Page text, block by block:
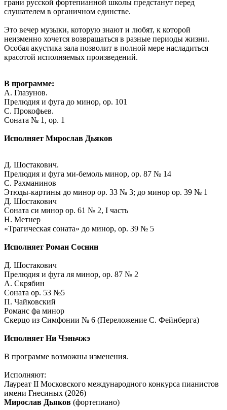
грани русской фортепианной школы предстанут перед
слушателем в органичном единстве.
Это вечер музыки, которую знают и любят, к которой
неизменно хочется возвращаться в разные периоды жизни.
Особая акустика зала позволит в полной мере насладиться
красотой исполняемых произведений.
В программе:
А. Глазунов.
Прелюдия и фуга до минор, ор. 101
С. Прокофьев.
Соната № 1, ор. 1
Исполняет Мирослав Дьяков
Д. Шостакович.
Прелюдия и фуга ми-бемоль минор, ор. 87 № 14
С. Рахманинов
Этюды-картины до минор ор. 33 № 3; до минор ор. 39 № 1
Д. Шостакович
Соната си минор ор. 61 № 2, I часть
Н. Метнер
«Трагическая соната» до минор, ор. 39 № 5
Исполняет Роман Соснин
Д. Шостакович
Прелюдия и фуга ля минор, ор. 87 № 2
А. Скрябин
Соната ор. 53 №5
П. Чайковский
Романс фа минор
Скерцо из Симфонии № 6 (Переложение С. Фейнберга)
Исполняет Ни Чэньчжэ
В программе возможны изменения.
Исполняют:
Лауреат II Московского международного конкурса пианистов
имени Гнесиных (2026)
Мирослав Дьяков (фортепиано)